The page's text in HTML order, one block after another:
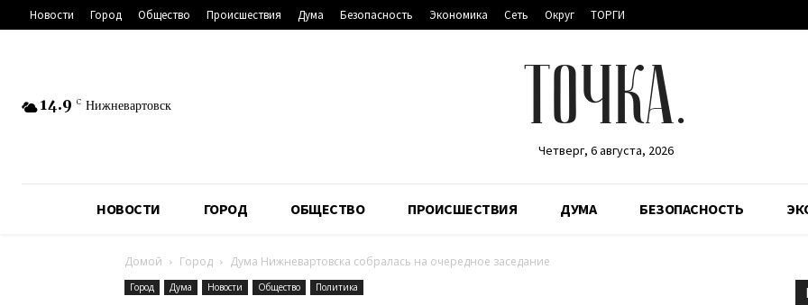
Новости Город Общество Происшествия Дума Безопасность Экономика Сеть Округ ТОРГИ
14.9 C Нижневартовск ТОЧКА.
Четверг, 6 августа, 2026
НОВОСТИ ГОРОД ОБЩЕСТВО ПРОИСШЕСТВИЯ ДУМА БЕЗОПАСНОСТЬ
Домой Город Дума Нижневартовска собралась на очередное заседание
Город Дума Новости Общество Политика